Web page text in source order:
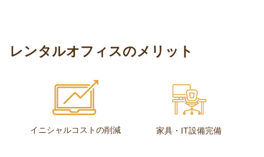
レンタルオフィスのメリット
イニシャルコストの削減 家具・IT設備完備